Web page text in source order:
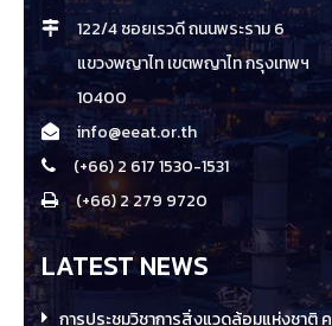
122/4 ซอยเรวดี ถนนพระราม 6
แขวงพญาไท เขตพญาไท กรุงเทพฯ
10400
info@eeat.or.th
(+66) 2 617 1530-1531
(+66) 2 279 9720
LATEST NEWS
การประชุมวิชาการสิ่งแวดล้อมแห่งชาติ